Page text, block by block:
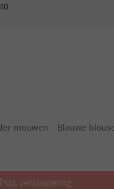
mouwen Blauwe
SSL versleuteling